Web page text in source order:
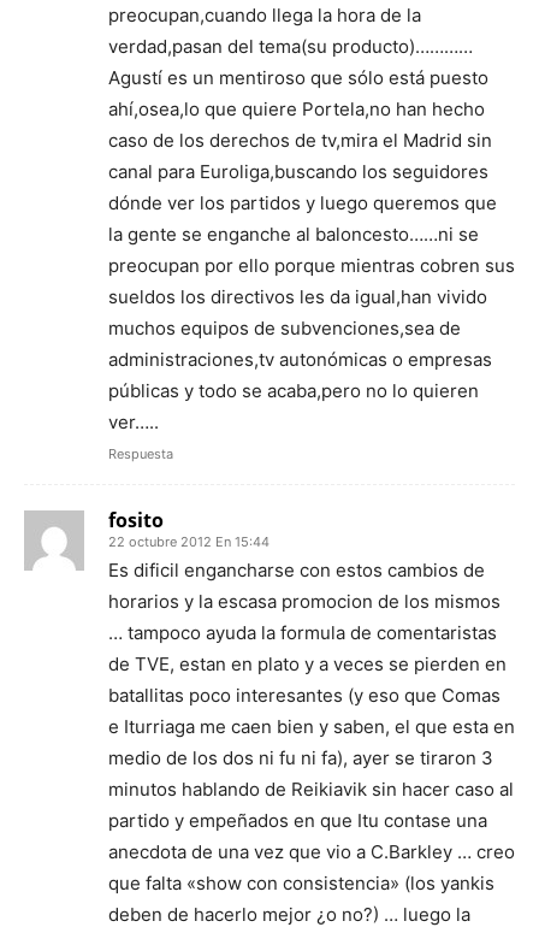
preocupan,cuando llega la hora de la
verdad,pasan del tema(su producto)…………
Agustí es un mentiroso que sólo está puesto
ahí,osea,lo que quiere Portela,no han hecho
caso de los derechos de tv,mira el Madrid sin
canal para Euroliga,buscando los seguidores
dónde ver los partidos y luego queremos que
la gente se enganche al baloncesto……ni se
preocupan por ello porque mientras cobren sus
sueldos los directivos les da igual,han vivido
muchos equipos de subvenciones,sea de
administraciones,tv autonómicas o empresas
públicas y todo se acaba,pero no lo quieren
ver…..
Respuesta
fosito
22 octubre 2012 En 15:44
Es dificil engancharse con estos cambios de
horarios y la escasa promocion de los mismos
… tampoco ayuda la formula de comentaristas
de TVE, estan en plato y a veces se pierden en
batallitas poco interesantes (y eso que Comas
e Iturriaga me caen bien y saben, el que esta en
medio de los dos ni fu ni fa), ayer se tiraron 3
minutos hablando de Reikiavik sin hacer caso al
partido y empeñados en que Itu contase una
anecdota de una vez que vio a C.Barkley … creo
que falta «show con consistencia» (los yankis
deben de hacerlo mejor ¿o no?) … luego la